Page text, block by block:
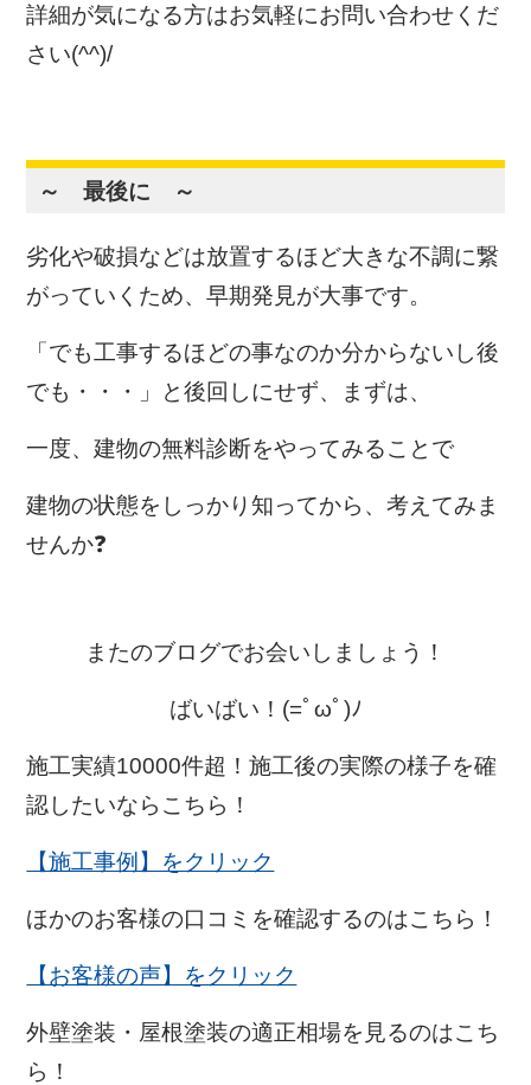
詳細が気になる方はお気軽にお問い合わせくだ
さい(^^)/
～ 最後に ～
劣化や破損などは放置するほど大きな不調に繋
がっていくため、早期発見が大事です。
「でも工事するほどの事なのか分からないし後
でも・・・」と後回しにせず、まずは、
一度、建物の無料診断をやってみることで
建物の状態をしっかり知ってから、考えてみま
せんか❓
またのブログでお会いしましょう！
ばいばい！(=ﾟωﾟ)ﾉ
施工実績10000件超！施工後の実際の様子を確
認したいならこちら！
【施工事例】をクリック
ほかのお客様の口コミを確認するのはこちら！
【お客様の声】をクリック
外壁塗装・屋根塗装の適正相場を見るのはこち
ら！